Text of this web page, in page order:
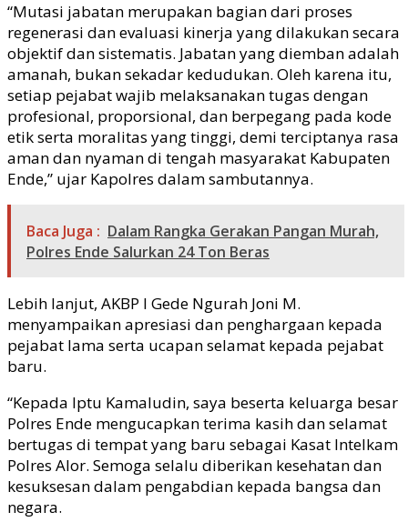
“Mutasi jabatan merupakan bagian dari proses
regenerasi dan evaluasi kinerja yang dilakukan secara
objektif dan sistematis. Jabatan yang diemban adalah
amanah, bukan sekadar kedudukan. Oleh karena itu,
setiap pejabat wajib melaksanakan tugas dengan
profesional, proporsional, dan berpegang pada kode
etik serta moralitas yang tinggi, demi terciptanya rasa
aman dan nyaman di tengah masyarakat Kabupaten
Ende,” ujar Kapolres dalam sambutannya.
Baca Juga : Dalam Rangka Gerakan Pangan Murah,
Polres Ende Salurkan 24 Ton Beras
Lebih lanjut, AKBP I Gede Ngurah Joni M.
menyampaikan apresiasi dan penghargaan kepada
pejabat lama serta ucapan selamat kepada pejabat
baru.
“Kepada Iptu Kamaludin, saya beserta keluarga besar
Polres Ende mengucapkan terima kasih dan selamat
bertugas di tempat yang baru sebagai Kasat Intelkam
Polres Alor. Semoga selalu diberikan kesehatan dan
kesuksesan dalam pengabdian kepada bangsa dan
negara.